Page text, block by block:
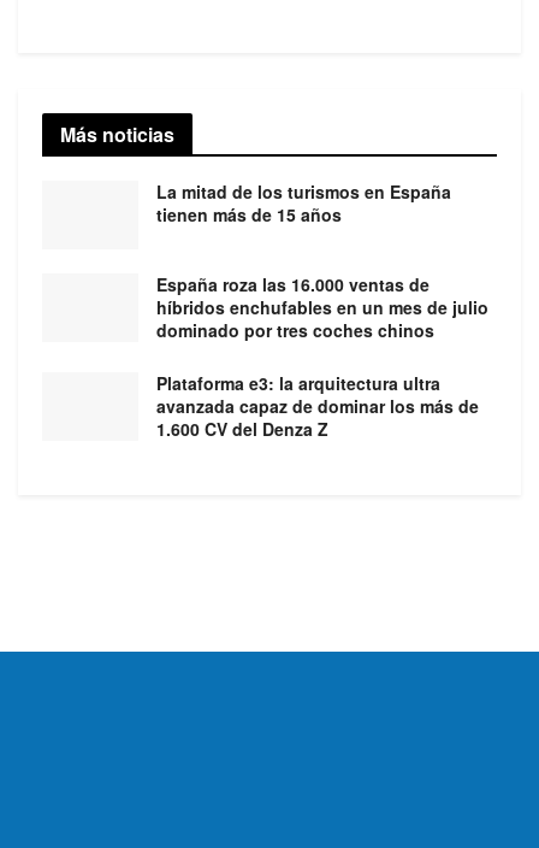
Más noticias
La mitad de los turismos en España
tienen más de 15 años
España roza las 16.000 ventas de
híbridos enchufables en un mes de julio
dominado por tres coches chinos
Plataforma e3: la arquitectura ultra
avanzada capaz de dominar los más de
1.600 CV del Denza Z